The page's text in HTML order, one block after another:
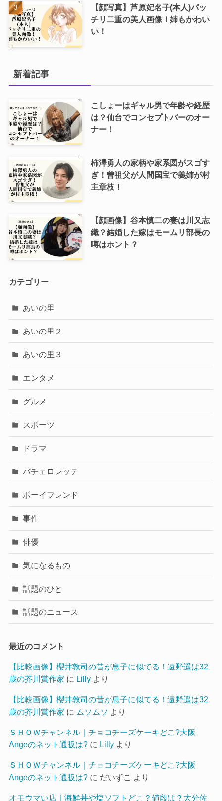
【顔写真】芦原妃名子(本人)パッ
チリ二重の美人画像！姉もかわい
い！
新着記事
こしょーはギャル男で年齢や経歴
は？仙台でコンセプトバーのオー
ナー！
柿澤勇人の家柄や家系図がスゴす
ぎ！曽祖父が人間国宝で義姉が村
主章枝！
【顔画像】谷本慎二の妻は川又志
織？結婚した嫁はモームリ部長の
噂はホント？
カテゴリー
あいの里
あいの里２
あいの里３
エンタメ
グルメ
スポーツ
ドラマ
バチェロレッテ
ボーイフレンド
事件
俳優
気になるもの
話題のひと
話題のニュース
最近のコメント
【比較画像】櫻井敦司の昔が息子に似てる！遠野遥は32
歳の芥川賞作家 に Lillyより
【比較画像】櫻井敦司の昔が息子に似てる！遠野遥は32
歳の芥川賞作家 に ムソムソ より
ＳＨＯＷチャンネル｜チョコチーズケーキどこ?大阪
Angeのネット通販は?に Lillyより
ＳＨＯＷチャンネル｜チョコチーズケーキどこ?大阪
Angeのネット通販は?に だいずこ より
オモウマい店｜海鮮丼や塩ソフトどこ？値段は？大分佐